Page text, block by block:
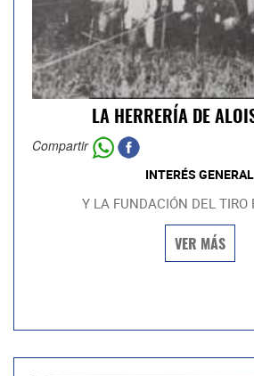
LA HERRERÍA DE
Compartir
INTERÉS GENERAL
Y LA FUNDACIÓN DEL TIRO
VER MÁS